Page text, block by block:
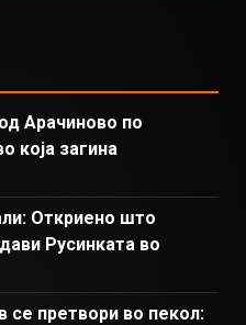
Арачиново по
која загина
Откриено што
Русинката во
претвори во пекол: